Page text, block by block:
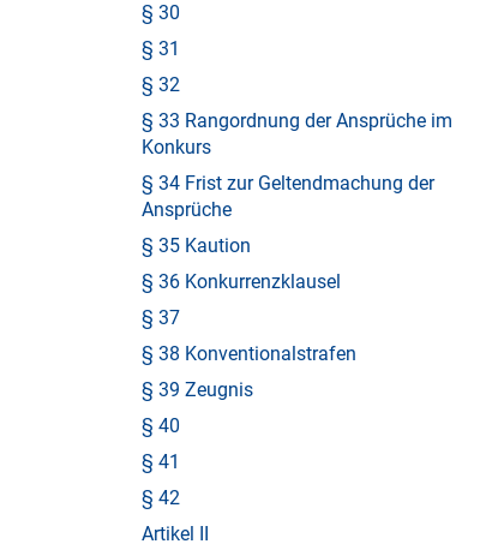
§ 30
§ 31
§ 32
§ 33 Rangordnung der Ansprüche im
Konkurs
§ 34 Frist zur Geltendmachung der
Ansprüche
§ 35 Kaution
§ 36 Konkurrenzklausel
§ 37
§ 38 Konventionalstrafen
§ 39 Zeugnis
§ 40
§ 41
§ 42
Artikel II